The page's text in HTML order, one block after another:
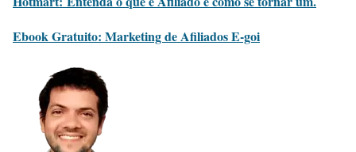
Ebook Gratuito: Marketing de Afiliados E-goi